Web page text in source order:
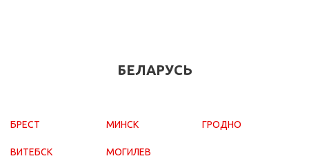
БЕЛАРУСЬ
БРЕСТ
ВИТЕБСК
МИНСК
МОГИЛЕВ
ГРОДНО